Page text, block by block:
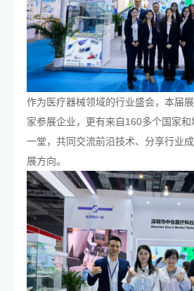
作为医疗器械领域的行业盛会，本届
家参展企业，更有来自160多个国家
一堂，共同交流前沿技术、分享行业
展方向。